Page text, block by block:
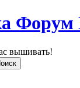
вышивать!